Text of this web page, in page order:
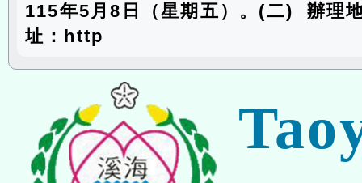
115年5月8日（星期五）。(二) 辦理
址：http